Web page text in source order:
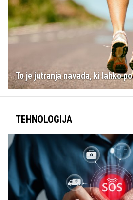
To je jutranja navada, ki lahko
TEHNOLOGIJA